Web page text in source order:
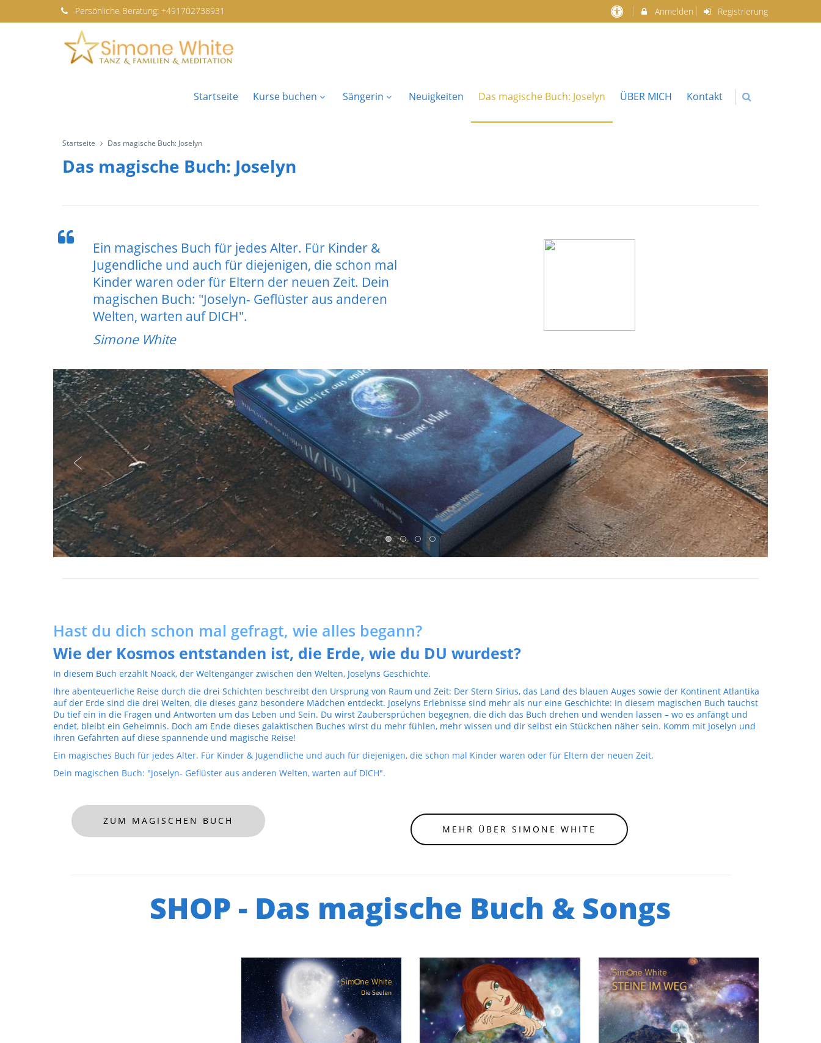
Persönliche Beratung: +491702738931 Anmelden Registrierung
Startseite Kurse buchen Sängerin Neuigkeiten Das magische Buch: Joselyn ÜBER MICH Kontakt
Startseite Das magische Buch: Joselyn
Das magische Buch: Joselyn
Ein magisches Buch für jedes Alter. Für Kinder &
Jugendliche und auch für diejenigen, die schon mal
Kinder waren oder für Eltern der neuen Zeit. Dein
magischen Buch: "Joselyn- Geflüster aus anderen
Welten, warten auf DICH".
Simone White
Hast du dich schon mal gefragt, wie alles begann?
Wie der Kosmos entstanden ist, die Erde, wie du DU wurdest?
In diesem Buch erzählt Noack, der Weltengänger zwischen den Welten, Joselyns Geschichte.
Ihre abenteuerliche Reise durch die drei Schichten beschreibt den Ursprung von Raum und Zeit: Der Stern Sirius, das Land des blauen Auges sowie der Kontinent Atlantika
auf der Erde sind die drei Welten, die dieses ganz besondere Mädchen entdeckt. Joselyns Erlebnisse sind mehr als nur eine Geschichte: In diesem magischen Buch tauchst
Du tief ein in die Fragen und Antworten um das Leben und Sein. Du wirst Zaubersprüchen begegnen, die dich das Buch drehen und wenden lassen – wo es anfängt und
endet, bleibt ein Geheimnis. Doch am Ende dieses galaktischen Buches wirst du mehr fühlen, mehr wissen und dir selbst ein Stückchen näher sein. Komm mit Joselyn und
ihren Gefährten auf diese spannende und magische Reise!
Ein magisches Buch für jedes Alter. Für Kinder & Jugendliche und auch für diejenigen, die schon mal Kinder waren oder für Eltern der neuen Zeit.
Dein magischen Buch: "Joselyn- Geflüster aus anderen Welten, warten auf DICH".
ZUM MAGISCHEN BUCH
MEHR ÜBER SIMONE WHITE
SHOP - Das magische Buch & Songs